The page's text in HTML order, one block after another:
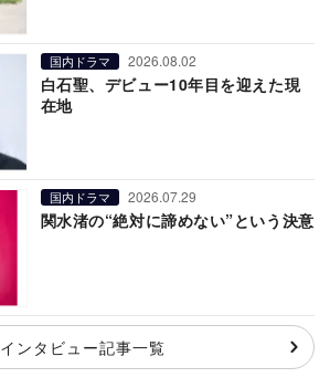
国内ドラマ 2026.08.02
白石聖、デビュー10年目を迎えた現
在地
国内ドラマ 2026.07.29
関水渚の“絶対に諦めない”という決意
インタビュー記事一覧